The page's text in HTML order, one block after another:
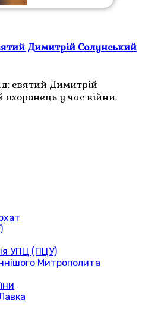
Димитрій Солунський
святий Димитрій
у час війни.
УПЦ (ПЦУ)
Митрополита